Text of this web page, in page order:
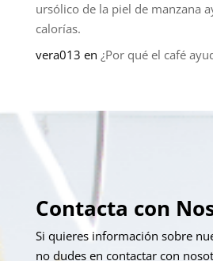
ursólico de la piel de manzana
calorías.
vera013 en ¿Por qué el café
Contacta con
Si quieres información sobre
no dudes en contactar con